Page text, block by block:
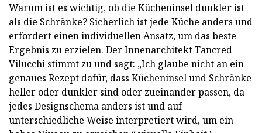
Warum ist es wichtig, ob die Kücheninsel dunkler ist
als die Schränke? Sicherlich ist jede Küche anders und
erfordert einen individuellen Ansatz, um das beste
Ergebnis zu erzielen. Der Innenarchitekt Tancred
Vilucchi stimmt zu und sagt: „Ich glaube nicht an ein
genaues Rezept dafür, dass Kücheninsel und Schränke
heller oder dunkler sind oder zueinander passen, da
jedes Designschema anders ist und auf
unterschiedliche Weise interpretiert wird, um ein